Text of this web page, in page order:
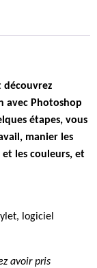
découvrez
avec Photoshop
étapes, vous
manier les
et les couleurs, et
logiciel
avoir pris